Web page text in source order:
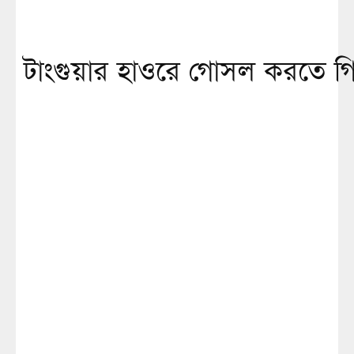
টাংগুয়ার হাওরে গোসল করতে